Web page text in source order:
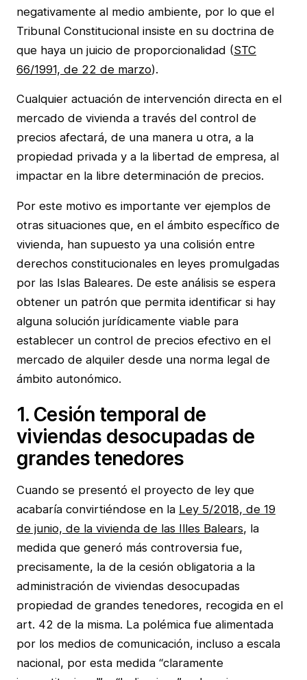
negativamente al medio ambiente, por lo que el
Tribunal Constitucional insiste en su doctrina de
que haya un juicio de proporcionalidad (STC
66/1991, de 22 de marzo).
Cualquier actuación de intervención directa en el
mercado de vivienda a través del control de
precios afectará, de una manera u otra, a la
propiedad privada y a la libertad de empresa, al
impactar en la libre determinación de precios.
Por este motivo es importante ver ejemplos de
otras situaciones que, en el ámbito específico de
vivienda, han supuesto ya una colisión entre
derechos constitucionales en leyes promulgadas
por las Islas Baleares. De este análisis se espera
obtener un patrón que permita identificar si hay
alguna solución jurídicamente viable para
establecer un control de precios efectivo en el
mercado de alquiler desde una norma legal de
ámbito autonómico.
1. Cesión temporal de
viviendas desocupadas de
grandes tenedores
Cuando se presentó el proyecto de ley que
acabaría convirtiéndose en la Ley 5/2018, de 19
de junio, de la vivienda de las Illes Balears, la
medida que generó más controversia fue,
precisamente, la de la cesión obligatoria a la
administración de viviendas desocupadas
propiedad de grandes tenedores, recogida en el
art. 42 de la misma. La polémica fue alimentada
por los medios de comunicación, incluso a escala
nacional, por esta medida “claramente